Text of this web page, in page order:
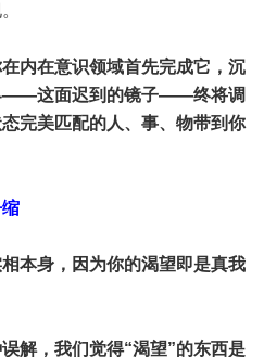
内在意识领域首先完成它，沉
——这面迟到的镜子——终将调
完美匹配的人、事、物带到你
本身，因为你的渴望即是真我
解，我们觉得“渴望”的东西是